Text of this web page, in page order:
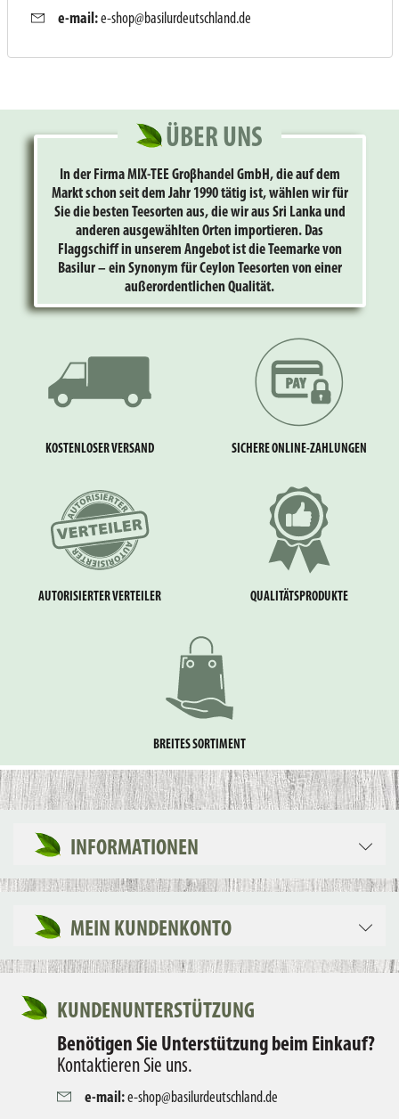
e-mail:e-shop@basilurdeutschland.de
ÜBER UNS
In der Firma MIX-TEE Groβhandel GmbH, die auf dem
Markt schon seit dem Jahr 1990 tätig ist, wählen wir für
Sie die besten Teesorten aus, die wir aus Sri Lanka und
anderen ausgewählten Orten importieren. Das
Flaggschiff in unserem Angebot ist die Teemarke von
Basilur – ein Synonym für Ceylon Teesorten von einer
außerordentlichen Qualität.
KOSTENLOSER VERSAND SICHERE ONLINE-ZAHLUNGEN
AUTORISIERTER VERTEILER QUALITÄTSPRODUKTE
BREITES SORTIMENT
INFORMATIONEN
MEIN KUNDENKONTO
KUNDENUNTERSTÜTZUNG
Benötigen Sie Unterstützung beim Einkauf?
Kontaktieren Sie uns.
e-mail:e-shop@basilurdeutschland.de